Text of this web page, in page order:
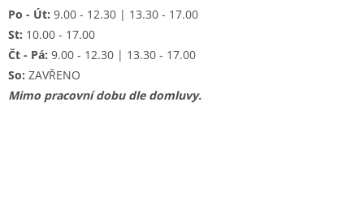
Po - Út: 9.00 - 12.30 | 13.30 - 17.00
St: 10.00 - 17.00
Čt - Pá: 9.00 - 12.30 | 13.30 - 17.00
So: ZAVŘENO
Mimo pracovní dobu dle domluvy.